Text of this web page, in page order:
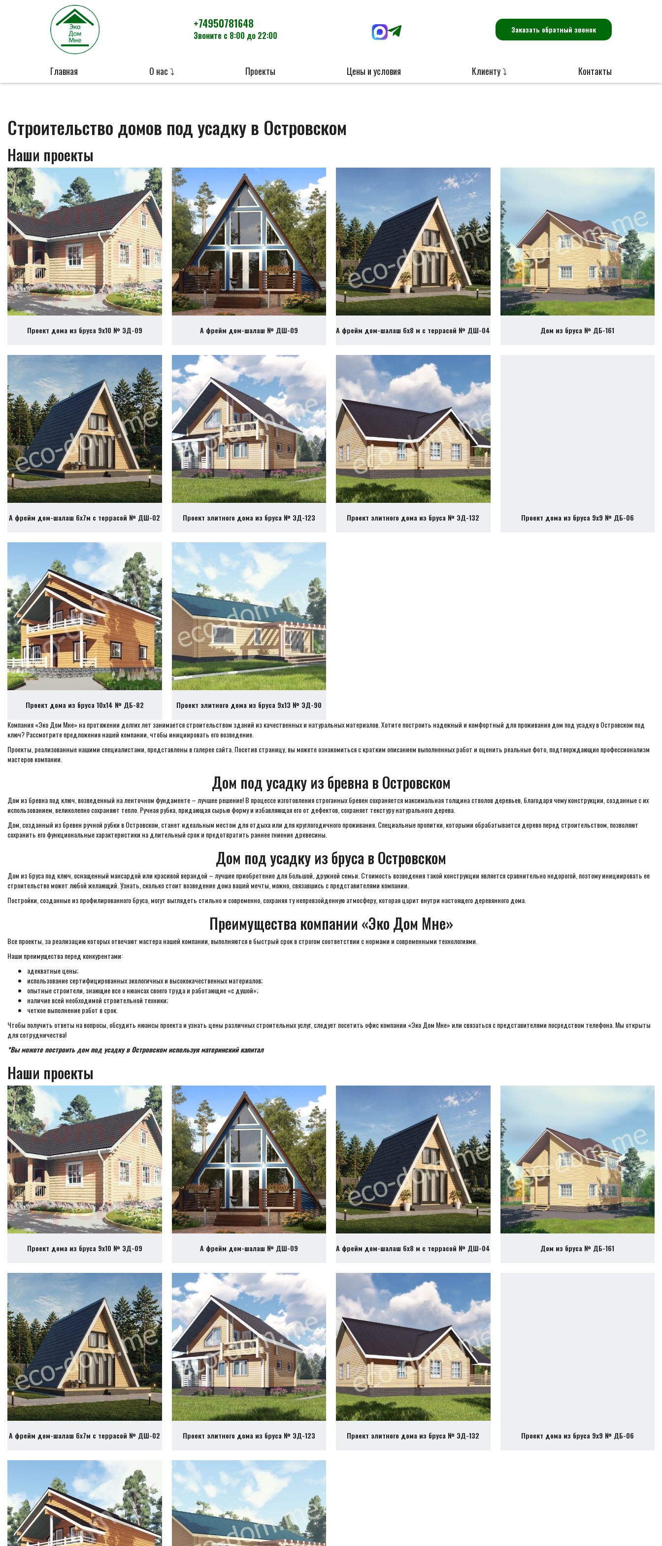
+74950781648
Звоните с 8:00 до 22:00
Заказать обратный звонок
Главная О нас ⤵ Проекты Цены и условия Клиенту ⤵ Контакты
Строительство домов под усадку в Островском
Наши проекты
Проект дома из бруса 9х10 № ЭД-09 А фрейм дом-шалаш № ДШ-09 А фрейм дом-шалаш 6х8 м с террасой № ДШ-04 Дом из бруса № ДБ-161
А фрейм дом-шалаш 6х7м с террасой № ДШ-02 Проект элитного дома из бруса № ЭД-123 Проект элитного дома из бруса № ЭД-132 Проект дома из бруса 9х9 № ДБ-06
Проект дома из бруса 10х14 № ДБ-82
Проект элитного дома из бруса 9х13 № ЭД-90
Компания «Эко Дом Мне» на протяжении долгих лет занимается строительством зданий из качественных и натуральных материалов. Хотите построить надежный и комфортный для проживания дом под усадку в Островском под
ключ? Рассмотрите предложения нашей компании, чтобы инициировать его возведение.
Проекты, реализованные нашими специалистами, представлены в галерее сайта. Посетив страницу, вы можете ознакомиться с кратким описанием выполненных работ и оценить реальные фото, подтверждающие профессионализм
мастеров компании.
Дом под усадку из бревна в Островском
Дом из бревна под ключ, возведенный на ленточном фундаменте – лучшее решение! В процессе изготовления строганных бревен сохраняется максимальная толщина стволов деревьев, благодаря чему конструкции, созданные с их
использованием, великолепно сохраняют тепло. Ручная рубка, придающая сырью форму и избавляющая его от дефектов, сохраняет текстуру натурального дерева.
Дом, созданный из бревен ручной рубки в Островском, станет идеальным местом для отдыха или для круглогодичного проживания. Специальные пропитки, которыми обрабатывается дерево перед строительством, позволяют
сохранить его функциональные характеристики на длительный срок и предотвратить раннее гниение древесины.
Дом под усадку из бруса в Островском
Дом из бруса под ключ, оснащенный мансардой или красивой верандой – лучшее приобретение для большой, дружной семьи. Стоимость возведения такой конструкции является сравнительно недорогой, поэтому инициировать ее
строительство может любой желающий. Узнать, сколько стоит возведение дома вашей мечты, можно, связавшись с представителями компании.
Постройки, созданные из профилированного бруса, могут выглядеть стильно и современно, сохраняя ту непревзойденную атмосферу, которая царит внутри настоящего деревянного дома.
Преимущества компании «Эко Дом Мне»
Все проекты, за реализацию которых отвечают мастера нашей компании, выполняются в быстрый срок в строгом соответствии с нормами и современными технологиями.
Наши преимущества перед конкурентами:
адекватные цены;
использование сертифицированных экологичных и высококачественных материалов;
опытные строители, знающие все о нюансах своего труда и работающие «с душой»;
наличие всей необходимой строительной техники;
четкое выполнение работ в срок.
Чтобы получить ответы на вопросы, обсудить нюансы проекта и узнать цены различных строительных услуг, следует посетить офис компании «Эко Дом Мне» или связаться с представителями посредством телефона. Мы открыты
для сотрудничества!
*Вы можете построить дом под усадку в Островском используя материнский капитал
Наши проекты
Проект дома из бруса 9х10 № ЭД-09 А фрейм дом-шалаш № ДШ-09 А фрейм дом-шалаш 6х8 м с террасой № ДШ-04 Дом из бруса № ДБ-161
А фрейм дом-шалаш 6х7м с террасой № ДШ-02 Проект элитного дома из бруса № ЭД-123 Проект элитного дома из бруса № ЭД-132 Проект дома из бруса 9х9 № ДБ-06